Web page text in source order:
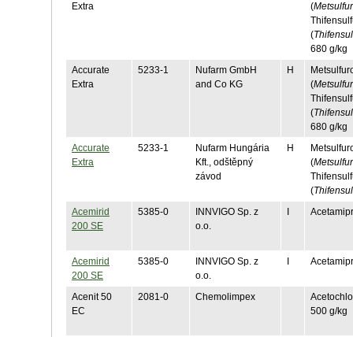
Extra (
(
680 g/kg
Accurate
Extra
5233-1
Nufarm GmbH
and Co KG
H
(
(
680 g/kg
Accurate
Extra
5233-1
Nufarm Hungária
Kft., odštěpný
závod
H
(
(
Acemirid
200 SE
5385-0
INNVIGO Sp. z
o.o.
Acemirid
200 SE
5385-0
INNVIGO Sp. z
o.o.
Acenit 50
EC
2081-0 Chemolimpex
500 g/kg